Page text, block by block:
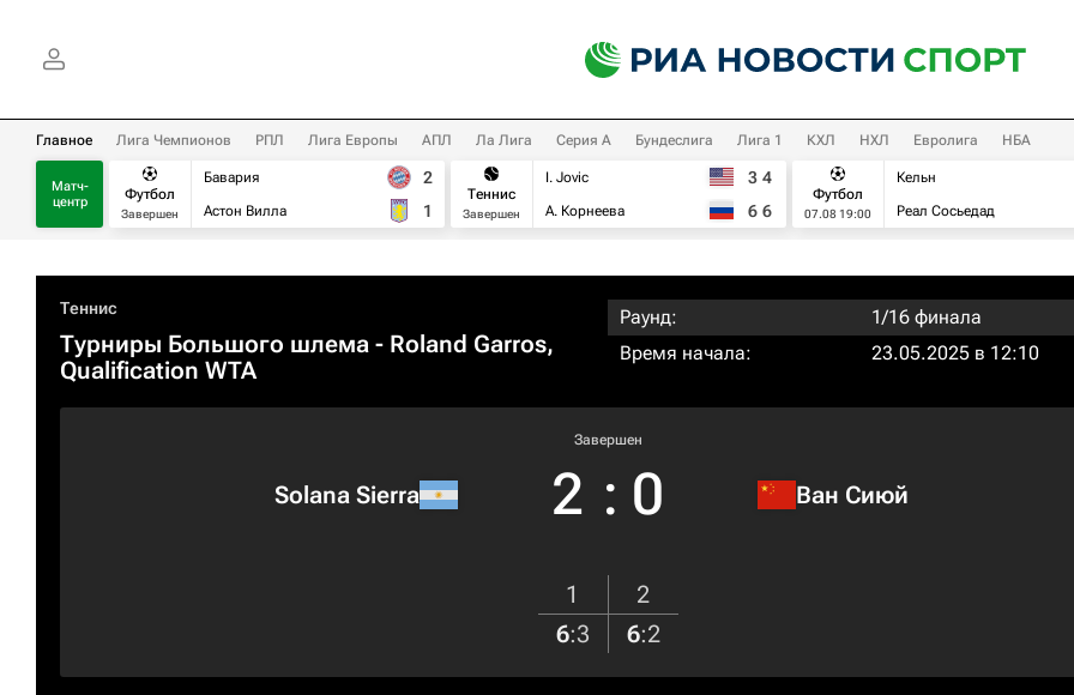
Главное Лига Чемпионов РПЛ Лига Европы АПЛ Ла Лига Серия А Бундеслига Лига 1 КХЛ НХЛ Евролига НБА
Матч-
центр
Футбол
Завершен
Бавария
Астон Вилла
2
1
Теннис
Завершен
I. Jovic
А. Корнеева
3 4
6 6
Футбол
07.08 19:00
Кельн
Реал Сосьедад
Теннис
Турниры Большого шлема - Roland Garros,
Qualification WTA
Раунд:
1/16 финала
Время начала:
23.05.2025 в 12:10
Solana Sierra
Завершен
2 : 0 Ван Сиюй
1
2
6:3 6:2